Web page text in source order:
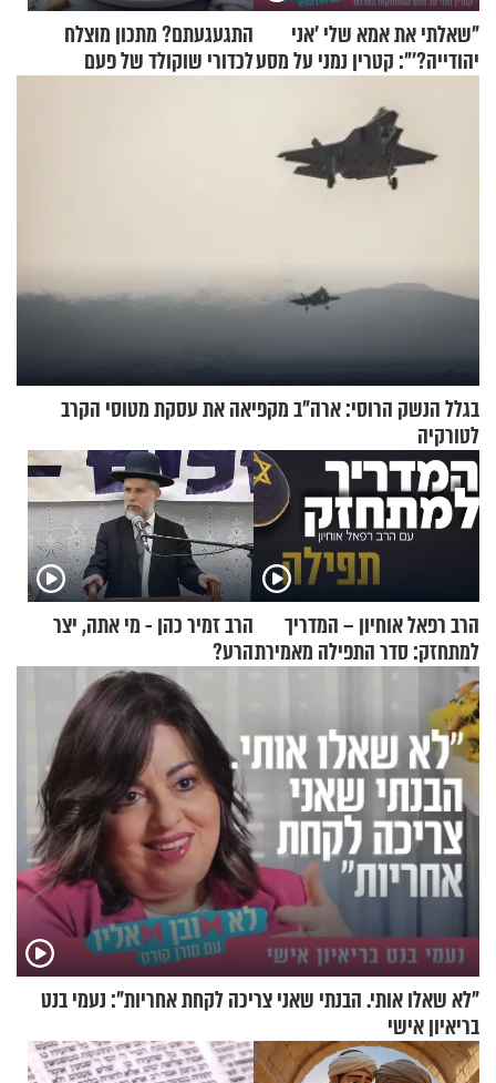
"שאלתי את אמא שלי 'אני
יהודייה?'": קטרין נמני על מסע
התגעגעתם? מתכון מוצלח
לכדורי שוקולד של פעם
בגלל הנשק הרוסי: ארה"ב מקפיאה את עסקת מטוסי הקרב
לטורקיה
הרב רפאל אוחיון – המדריך
למתחזק: סדר התפילה מאמירת
הקורבנות ועד קריאת שמע
הרב זמיר כהן - מי אתה, יצר
הרע?
"לא שאלו אותי. הבנתי שאני צריכה לקחת אחריות": נעמי בנט
בריאיון אישי